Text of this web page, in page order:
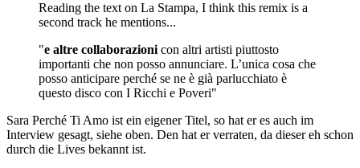
Reading the text on La Stampa, I think this remix is a
second track he mentions...
"e altre collaborazionicon altri artisti piuttosto
importanti che non posso annunciare. L’unica cosa che
posso anticipare perché se ne è già parlucchiato è
questo disco con I Ricchi e Poveri"
Sara Perché Ti Amo ist ein eigener Titel, so hat er es auch im
Interview gesagt, siehe oben. Den hat er verraten, da dieser eh schon
durch die Lives bekannt ist.